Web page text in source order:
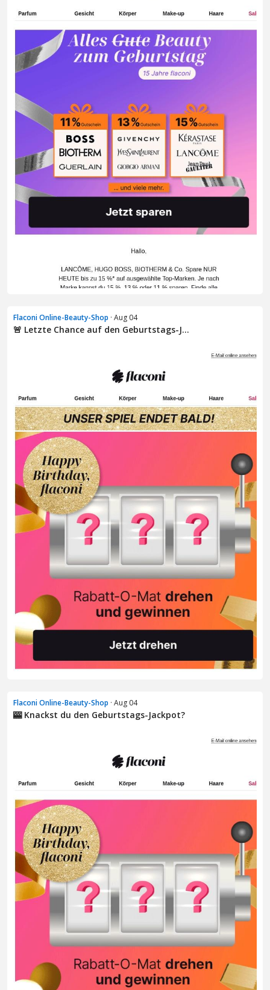
Flaconi Online-Beauty-Shop · Aug 04
🚨 Letzte Chance auf den Geburtstags-J...
Flaconi Online-Beauty-Shop · Aug 04
🎰 Knackst du den Geburtstags-Jackpot?